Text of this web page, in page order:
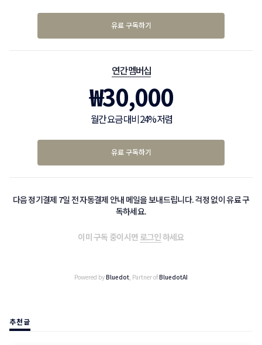
유료 구독하기
연간 멤버십
₩30,000
월간 요금 대비 24% 저렴
유료 구독하기
다음 정기결제 7일 전 자동결제 안내 메일을 보내드립니다. 걱정 없이 유료 구
독하세요.
이미 구독 중이시면 로그인하세요
Powered byBluedot, Partner ofBluedotAI
추천글